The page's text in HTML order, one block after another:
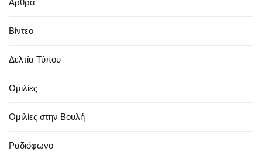
Βίντεο
Δελτία Τύπου
Ομιλίες
Ομιλίες στην Βουλή
Ραδιόφωνο